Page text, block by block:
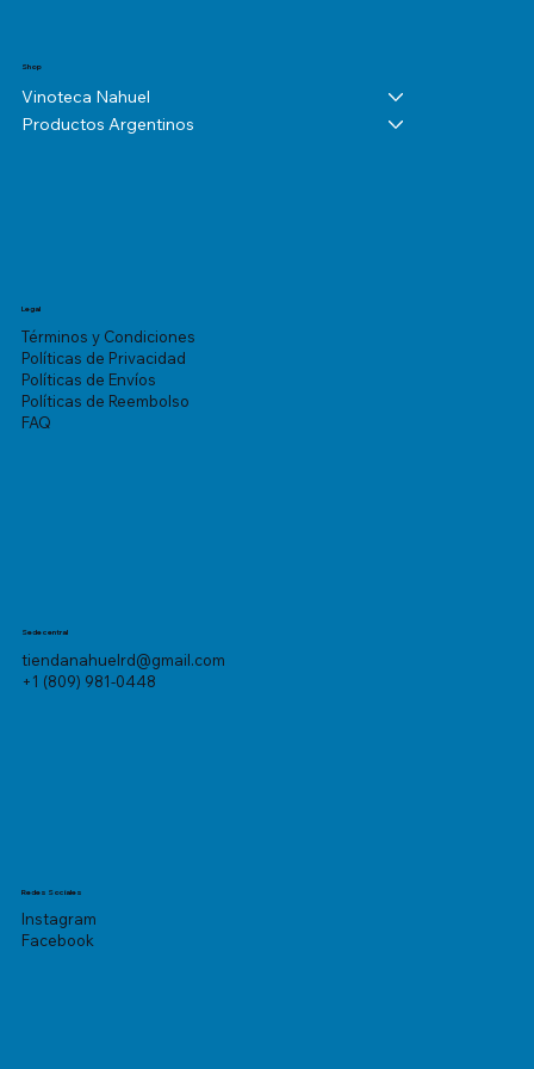
Shop
Vinoteca Nahuel
Productos Argentinos
Legal
Términos y Condiciones
Políticas de Privacidad
Políticas de Envíos
Políticas de Reembolso
FAQ
Sede central
tiendanahuelrd@gmail.com
+1 (809) 981-0448
Redes Sociales
Instagram
Facebook